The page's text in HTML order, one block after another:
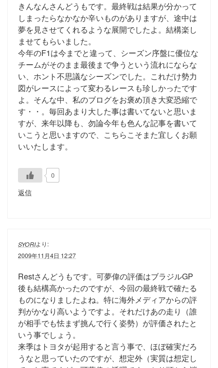
きんなんさんどうもです。最終戦は結果が分かって
しまったらなかなか辛いものがありますが、途中は
夢を見させてくれるような展開でしたよ。結構楽し
ませてもらいました。
今年のF1は今までと違って、シーズン序盤に優位な
チームがそのまま最後まで争うという流れにならな
い、ホント不思議なシーズンでした。これだけ勢力
図がレースによって変わるレースも珍しかったです
よ。そんな中、私のブログをお褒め頂き大変恐縮で
す・・。毎回あまり大した事は書いてないと思いま
すが、来年以降も、勿論今年も色んな記事を書いて
いこうと思いますので、こちらこそまた宜しくお願
いいたします。
0
返信
SYORIより:
2009年11月4日 12:27
Restさんどうもです。可夢偉の評価はブラジルGP
後も結構高かったのですが、今回の最終戦で確たる
ものになりましたよね。特に海外メディアからの評
判がかなり高いようですよ。それだけあの走り（誰
が相手でも怯まず挑んで行く姿勢）が評価されたと
いう事でしょう。
来季はトヨタが起用すると言う事で、ほぼ確実だろ
うなと思っていたのですが、想定外（実質は想定し